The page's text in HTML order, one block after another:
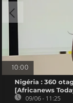
10:00
Nigéria : 360
[Africanews
09/06 - 11:25